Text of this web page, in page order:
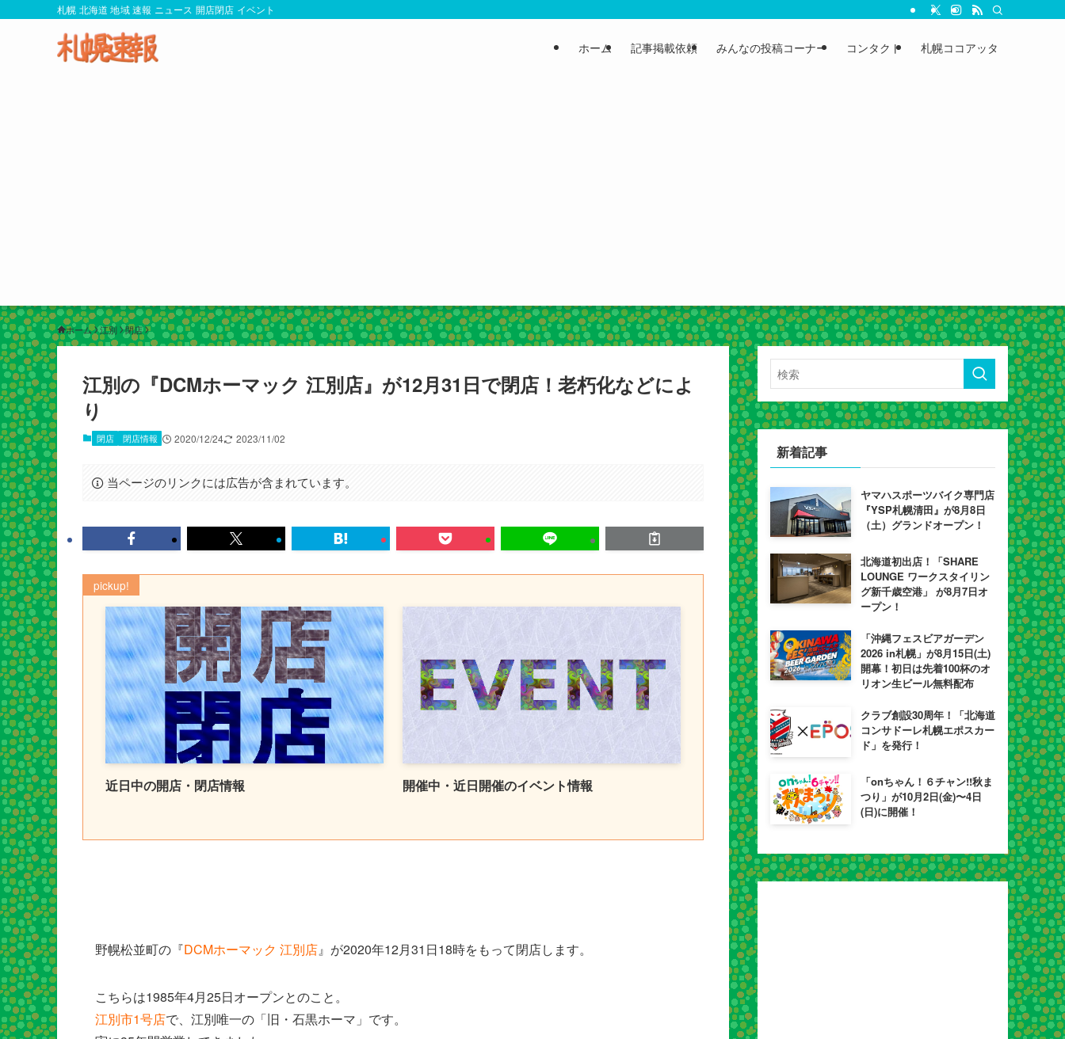
札幌 北海道 地域 速報 ニュース 開店閉店 イベント
ホーム 記事掲載依頼 みんなの投稿コーナー コンタクト 札幌ココアッタ
ホーム 江別 閉店
江別の『DCMホーマック 江別店』が12月31日で閉店！老朽化などによ
り
閉店 閉店情報 2020/12/24 2023/11/02
当ページのリンクには広告が含まれています。
pickup!
近日中の開店・閉店情報 開催中・近日開催のイベント情報
野幌松並町の『DCMホーマック 江別店』が2020年12月31日18時をもって閉店します。
こちらは1985年4月25日オープンとのこと。
江別市1号店で、江別唯一の「旧・石黒ホーマ」です。
新着記事
ヤマハスポーツバイク専門店
『YSP札幌清田』が8月8日
（土）グランドオープン！
北海道初出店！「SHARE
LOUNGE ワークスタイリン
グ新千歳空港」 が8月7日オ
ープン！
「沖縄フェスビアガーデン
2026 in札幌」が8月15日(土)
開幕！初日は先着100杯のオ
リオン生ビール無料配布
クラブ創設30周年！「北海道
コンサドーレ札幌エポスカー
ド」を発行！
「onちゃん！６チャン!!秋ま
つり」が10月2日(金)〜4日
(日)に開催！